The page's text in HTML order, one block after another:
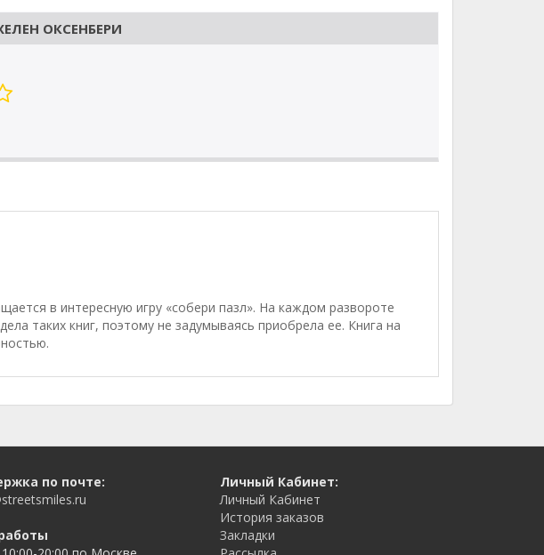
ОКСЕНБЕРИ
в интересную игру «собери пазл». На каждом развороте
таких книг, поэтому не задумываясь приобрела ее. Книга на
по почте:
Личный Кабинет:
Личный Кабинет
История заказов
Закладки